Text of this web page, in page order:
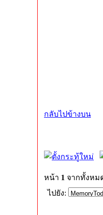
กลับไปข้างบน
หน้า 1 จากทั้งห
ไปยัง: